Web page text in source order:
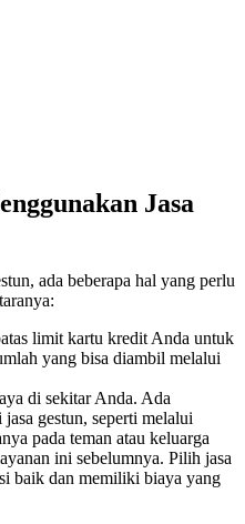
Jasa
ada beberapa hal yang perlu
limit kartu kredit Anda untuk
yang bisa diambil melalui
di sekitar Anda. Ada
gestun, seperti melalui
pada teman atau keluarga
ini sebelumnya. Pilih jasa
baik dan memiliki biaya yang